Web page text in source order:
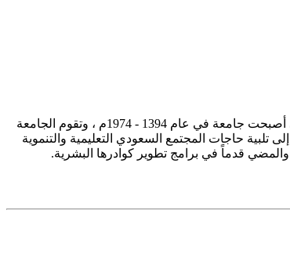
تأسست جامعة الإمام محمد بن سعود الإسلامية ممثلة في كلية الشريعة في سنة 1373هـ 1953م، وتطورت منذ ذلك الحين بصورة جذرية حتى أصبحت جامعة في عام 1394 - 1974م ، وتقوم الجامعة
تلبية حاجات المجتمع السعودي التعليمية والتنموية
والمضي قدماً في برامج تطوير كوادرها البشرية.